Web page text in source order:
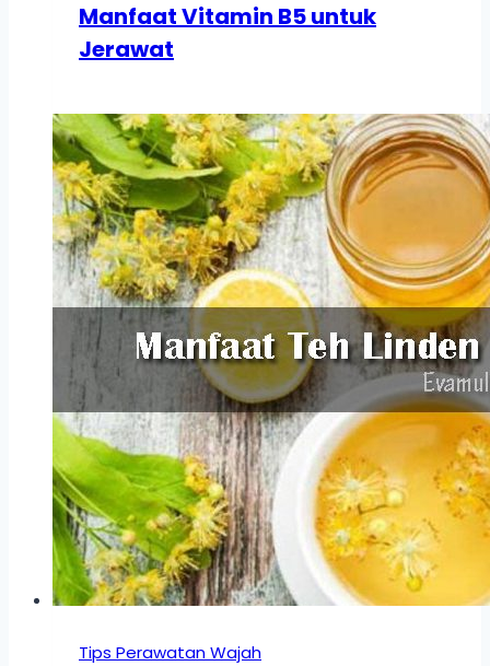
Manfaat Vitamin B5 untuk
Jerawat
Tips Perawatan Wajah